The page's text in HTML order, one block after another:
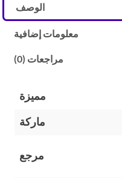
الوصف
معلومات إضافية
مراجعات (0)
مميزة
ماركة
مرجع